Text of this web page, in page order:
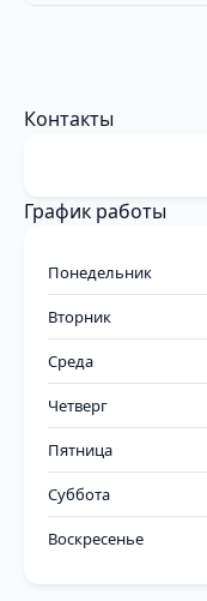
Контакты
График работы
Понедельник
Вторник
Среда
Четверг
Пятница
Суббота
Воскресенье